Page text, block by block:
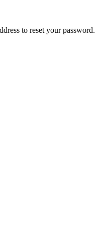
to reset your password.